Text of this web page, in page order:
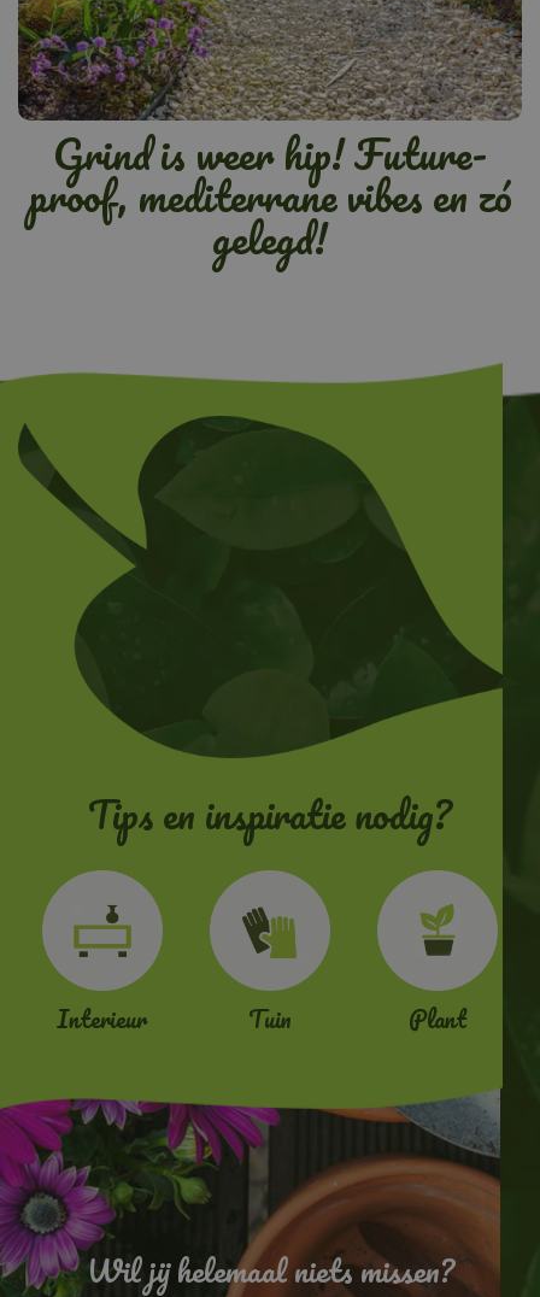
Grind is weer hip! Future-
proof, mediterrane vibes en zó
gelegd!
Tips en inspiratie nodig?
Interieur Tuin Plant
Wil jij helemaal niets missen?